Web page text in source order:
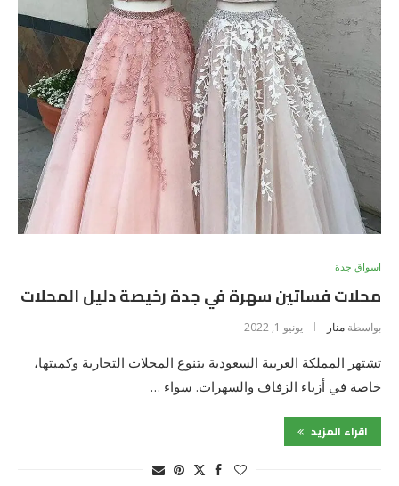
اسواق جدة
محلات فساتين سهرة في جدة رخيصة دليل المحلات
بواسطة منار يونيو 1, 2022
تشتهر المملكة العربية السعودية بتنوع المحلات التجارية وكميتها،
خاصة في أزياء الزفاف والسهرات. سواء …
اقراء المزيد